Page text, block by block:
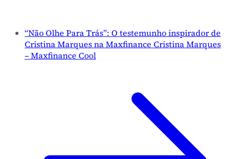
“Não Olhe Para Trás”: O testemunho inspirador de
Cristina Marques na Maxfinance Cristina Marques
– Maxfinance Cool